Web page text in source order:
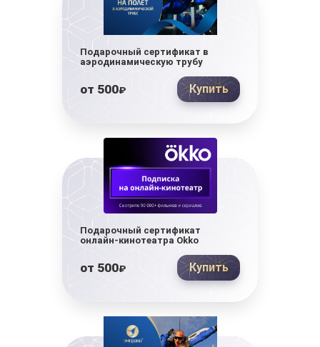
Подарочный сертификат в
аэродинамическую трубу
от 500₽ Купить
Подарочный сертификат
онлайн-кинотеатра Okko
от 500₽ Купить